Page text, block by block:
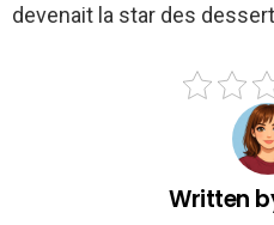
devenait la star des
Written